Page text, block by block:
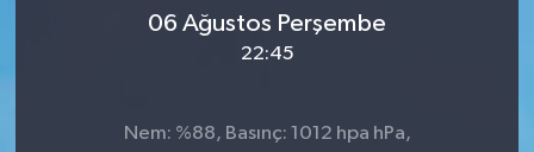
06 Ağustos Perşembe
22:45
Nem: %88, Basınç: 1012 hpa hPa,